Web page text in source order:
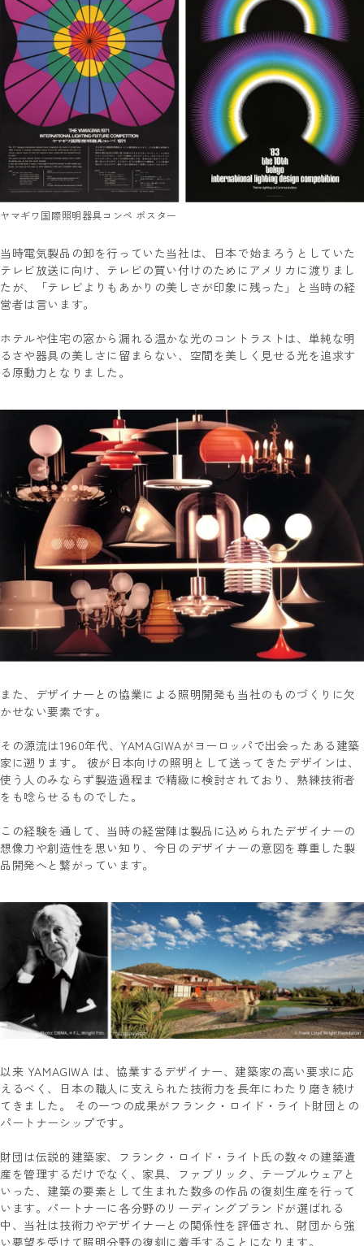
ヤマギワ国際照明器具コンペ ポスター
当時電気製品の卸を行っていた当社は、日本で始まろうとしていた
テレビ放送に向け、テレビの買い付けのためにアメリカに渡りまし
たが、「テレビよりもあかりの美しさが印象に残った」と当時の経
営者は言います。
ホテルや住宅の窓から漏れる温かな光のコントラストは、単純な明
るさや器具の美しさに留まらない、空間を美しく見せる光を追求す
る原動力となりました。
また、デザイナーとの協業による照明開発も当社のものづくりに欠
かせない要素です。
その源流は1960年代、YAMAGIWAがヨーロッパで出会ったある建築
家に遡ります。 彼が日本向けの照明として送ってきたデザインは、
使う人のみならず製造過程まで精緻に検討されており、熟練技術者
をも唸らせるものでした。
この経験を通して、当時の経営陣は製品に込められたデザイナーの
想像力や創造性を思い知り、今日のデザイナーの意図を尊重した製
品開発へと繋がっています。
以来 YAMAGIWA は、協業するデザイナー、建築家の高い要求に応
えるべく、日本の職人に支えられた技術力を長年にわたり磨き続け
てきました。 その一つの成果がフランク・ロイド・ライト財団との
パートナーシップです。
財団は伝説的建築家、フランク・ロイド・ライト氏の数々の建築遺
産を管理するだけでなく、家具、ファブリック、テーブルウェアと
いった、建築の要素として生まれた数多の作品の復刻生産を行って
います。パートナーに各分野のリーディングブランドが選ばれる
中、当社は技術力やデザイナーとの関係性を評価され、財団から強
い要望を受けて照明分野の復刻に着手することになります。